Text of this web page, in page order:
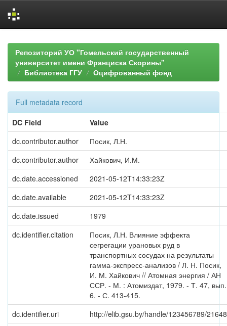
navigationРепозиторий УО "Гомельский государственный
университет имени Франциска Скорины"
Библиотека ГГУ
Оцифрованный фонд
Full metadata record
DC Field
Value
dc.contributor.author
Посик, Л.Н.
dc.contributor.author
Хайкович, И.М.
dc.date.accessioned
2021-05-12T14:33:23Z
dc.date.available
2021-05-12T14:33:23Z
dc.date.issued
1979
dc.identifier.citation
Посик, Л.Н. Влияние эффекта
сегрегации урановых руд в
транспортных сосудах на результаты
гамма-экспресс-анализов / Л. Н. Посик,
И. М. Хайкович // Атомная энергия / АН
ССР. - М. : Атомиздат, 1979. - Т. 47, вып.
6. - С. 413-415.
dc.identifier.uri
http://elib.gsu.by/handle/123456789/21648